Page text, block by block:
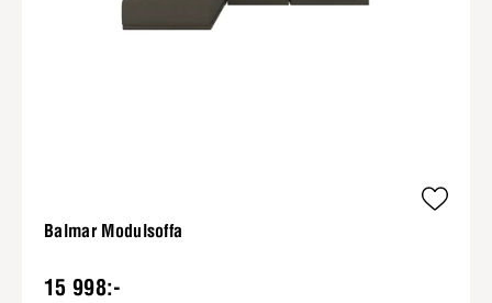
Balmar Modulsoffa
15 998:-